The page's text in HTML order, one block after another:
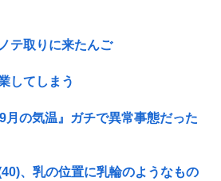
テ取りに来たんご
してしまう
月の気温』ガチで異常事態だった
、乳の位置に乳輪のようなもの